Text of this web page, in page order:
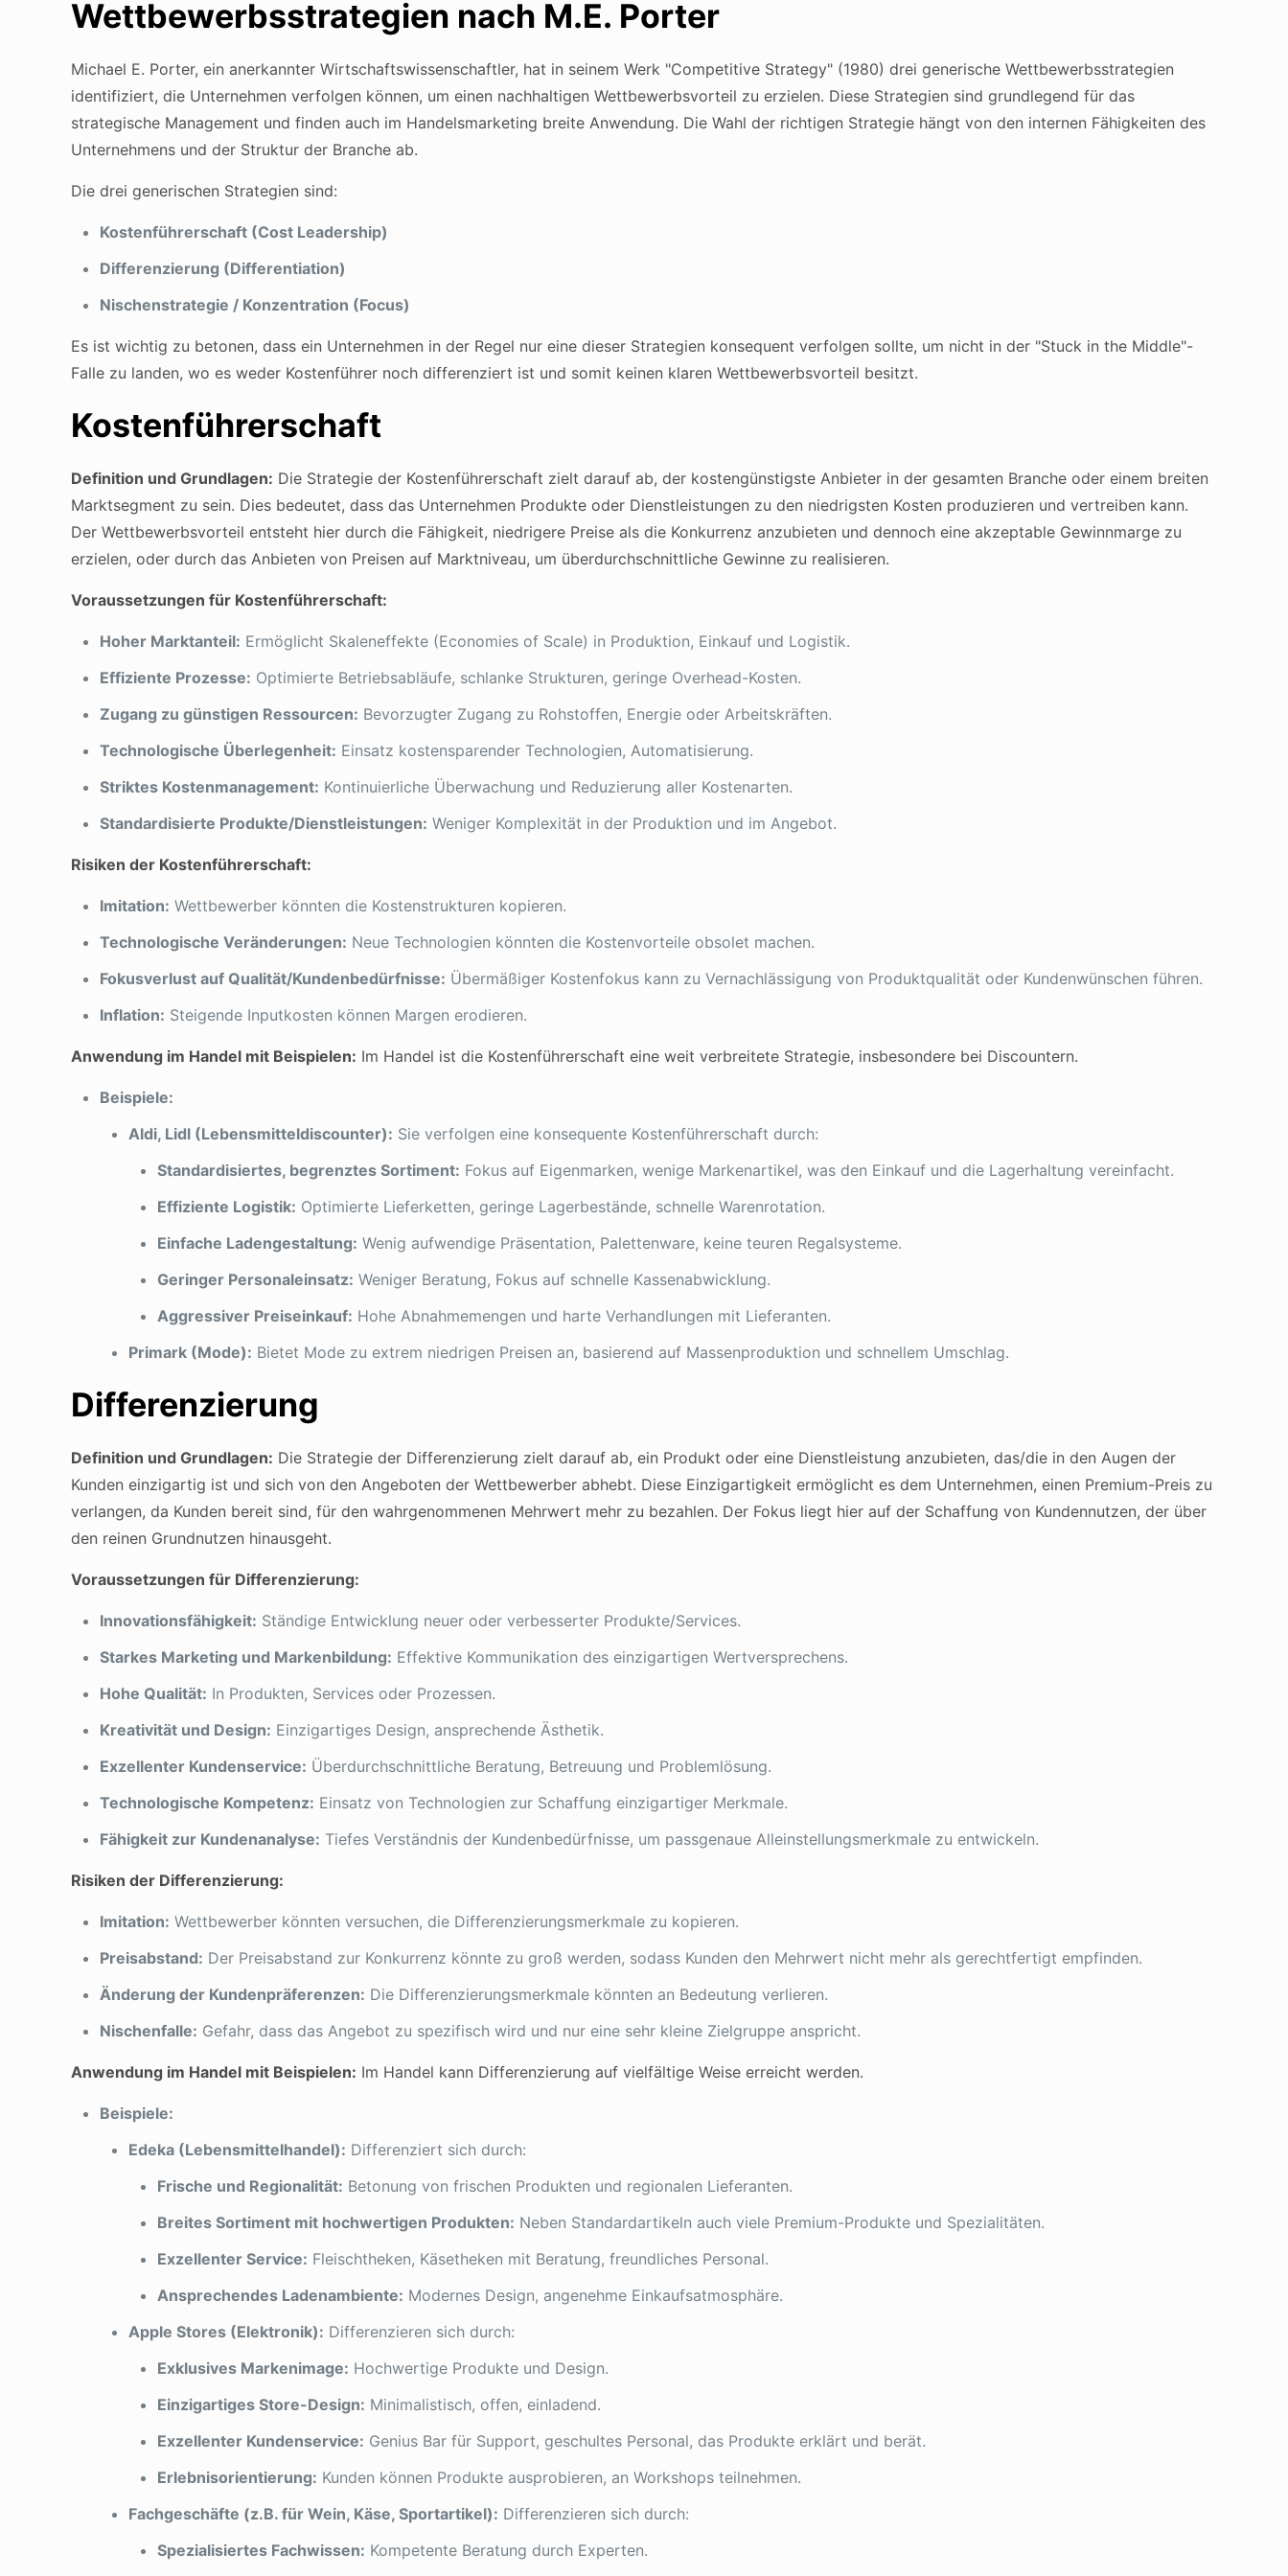
Wettbewerbsstrategien nach M.E. Porter
Michael E. Porter, ein anerkannter Wirtschaftswissenschaftler, hat in seinem Werk "Competitive Strategy" (1980) drei generische Wettbewerbsstrategien
identifiziert, die Unternehmen verfolgen können, um einen nachhaltigen Wettbewerbsvorteil zu erzielen. Diese Strategien sind grundlegend für das
strategische Management und finden auch im Handelsmarketing breite Anwendung. Die Wahl der richtigen Strategie hängt von den internen Fähigkeiten des
Unternehmens und der Struktur der Branche ab.
Die drei generischen Strategien sind:
Kostenführerschaft (Cost Leadership)
Differenzierung (Differentiation)
Nischenstrategie / Konzentration (Focus)
Es ist wichtig zu betonen, dass ein Unternehmen in der Regel nur eine dieser Strategien konsequent verfolgen sollte, um nicht in der "Stuck in the Middle"-
Falle zu landen, wo es weder Kostenführer noch differenziert ist und somit keinen klaren Wettbewerbsvorteil besitzt.
Kostenführerschaft
Definition und Grundlagen: Die Strategie der Kostenführerschaft zielt darauf ab, der kostengünstigste Anbieter in der gesamten Branche oder einem breiten
Marktsegment zu sein. Dies bedeutet, dass das Unternehmen Produkte oder Dienstleistungen zu den niedrigsten Kosten produzieren und vertreiben kann.
Der Wettbewerbsvorteil entsteht hier durch die Fähigkeit, niedrigere Preise als die Konkurrenz anzubieten und dennoch eine akzeptable Gewinnmarge zu
erzielen, oder durch das Anbieten von Preisen auf Marktniveau, um überdurchschnittliche Gewinne zu realisieren.
Voraussetzungen für Kostenführerschaft:
Hoher Marktanteil: Ermöglicht Skaleneffekte (Economies of Scale) in Produktion, Einkauf und Logistik.
Effiziente Prozesse: Optimierte Betriebsabläufe, schlanke Strukturen, geringe Overhead-Kosten.
Zugang zu günstigen Ressourcen: Bevorzugter Zugang zu Rohstoffen, Energie oder Arbeitskräften.
Technologische Überlegenheit: Einsatz kostensparender Technologien, Automatisierung.
Striktes Kostenmanagement: Kontinuierliche Überwachung und Reduzierung aller Kostenarten.
Standardisierte Produkte/Dienstleistungen: Weniger Komplexität in der Produktion und im Angebot.
Risiken der Kostenführerschaft:
Imitation: Wettbewerber könnten die Kostenstrukturen kopieren.
Technologische Veränderungen: Neue Technologien könnten die Kostenvorteile obsolet machen.
Fokusverlust auf Qualität/Kundenbedürfnisse: Übermäßiger Kostenfokus kann zu Vernachlässigung von Produktqualität oder Kundenwünschen führen.
Inflation: Steigende Inputkosten können Margen erodieren.
Anwendung im Handel mit Beispielen: Im Handel ist die Kostenführerschaft eine weit verbreitete Strategie, insbesondere bei Discountern.
Beispiele:
Aldi, Lidl (Lebensmitteldiscounter): Sie verfolgen eine konsequente Kostenführerschaft durch:
Standardisiertes, begrenztes Sortiment: Fokus auf Eigenmarken, wenige Markenartikel, was den Einkauf und die Lagerhaltung vereinfacht.
Effiziente Logistik: Optimierte Lieferketten, geringe Lagerbestände, schnelle Warenrotation.
Einfache Ladengestaltung: Wenig aufwendige Präsentation, Palettenware, keine teuren Regalsysteme.
Geringer Personaleinsatz: Weniger Beratung, Fokus auf schnelle Kassenabwicklung.
Aggressiver Preiseinkauf: Hohe Abnahmemengen und harte Verhandlungen mit Lieferanten.
Primark (Mode): Bietet Mode zu extrem niedrigen Preisen an, basierend auf Massenproduktion und schnellem Umschlag.
Differenzierung
Definition und Grundlagen: Die Strategie der Differenzierung zielt darauf ab, ein Produkt oder eine Dienstleistung anzubieten, das/die in den Augen der
Kunden einzigartig ist und sich von den Angeboten der Wettbewerber abhebt. Diese Einzigartigkeit ermöglicht es dem Unternehmen, einen Premium-Preis zu
verlangen, da Kunden bereit sind, für den wahrgenommenen Mehrwert mehr zu bezahlen. Der Fokus liegt hier auf der Schaffung von Kundennutzen, der über
den reinen Grundnutzen hinausgeht.
Voraussetzungen für Differenzierung:
Innovationsfähigkeit: Ständige Entwicklung neuer oder verbesserter Produkte/Services.
Starkes Marketing und Markenbildung: Effektive Kommunikation des einzigartigen Wertversprechens.
Hohe Qualität: In Produkten, Services oder Prozessen.
Kreativität und Design: Einzigartiges Design, ansprechende Ästhetik.
Exzellenter Kundenservice: Überdurchschnittliche Beratung, Betreuung und Problemlösung.
Technologische Kompetenz: Einsatz von Technologien zur Schaffung einzigartiger Merkmale.
Fähigkeit zur Kundenanalyse: Tiefes Verständnis der Kundenbedürfnisse, um passgenaue Alleinstellungsmerkmale zu entwickeln.
Risiken der Differenzierung:
Imitation: Wettbewerber könnten versuchen, die Differenzierungsmerkmale zu kopieren.
Preisabstand: Der Preisabstand zur Konkurrenz könnte zu groß werden, sodass Kunden den Mehrwert nicht mehr als gerechtfertigt empfinden.
Änderung der Kundenpräferenzen: Die Differenzierungsmerkmale könnten an Bedeutung verlieren.
Nischenfalle: Gefahr, dass das Angebot zu spezifisch wird und nur eine sehr kleine Zielgruppe anspricht.
Anwendung im Handel mit Beispielen: Im Handel kann Differenzierung auf vielfältige Weise erreicht werden.
Beispiele:
Edeka (Lebensmittelhandel): Differenziert sich durch:
Frische und Regionalität: Betonung von frischen Produkten und regionalen Lieferanten.
Breites Sortiment mit hochwertigen Produkten: Neben Standardartikeln auch viele Premium-Produkte und Spezialitäten.
Exzellenter Service: Fleischtheken, Käsetheken mit Beratung, freundliches Personal.
Ansprechendes Ladenambiente: Modernes Design, angenehme Einkaufsatmosphäre.
Apple Stores (Elektronik): Differenzieren sich durch:
Exklusives Markenimage: Hochwertige Produkte und Design.
Einzigartiges Store-Design: Minimalistisch, offen, einladend.
Exzellenter Kundenservice: Genius Bar für Support, geschultes Personal, das Produkte erklärt und berät.
Erlebnisorientierung: Kunden können Produkte ausprobieren, an Workshops teilnehmen.
Fachgeschäfte (z.B. für Wein, Käse, Sportartikel): Differenzieren sich durch:
Spezialisiertes Fachwissen: Kompetente Beratung durch Experten.